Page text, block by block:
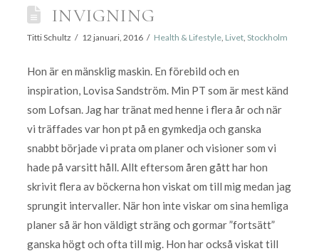
INVIGNING
Titti Schultz 12 januari, 2016 Health & Lifestyle, Livet, Stockholm
Hon är en mänsklig maskin. En förebild och en
inspiration, Lovisa Sandström. Min PT som är mest känd
som Lofsan. Jag har tränat med henne i flera år och när
vi träffades var hon pt på en gymkedja och ganska
snabbt började vi prata om planer och visioner som vi
hade på varsitt håll. Allt eftersom åren gått har hon
skrivit flera av böckerna hon viskat om till mig medan jag
sprungit intervaller. När hon inte viskar om sina hemliga
planer så är hon väldigt sträng och gormar ”fortsätt”
ganska högt och ofta till mig. Hon har också viskat till